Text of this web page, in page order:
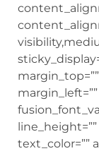
text_color=””